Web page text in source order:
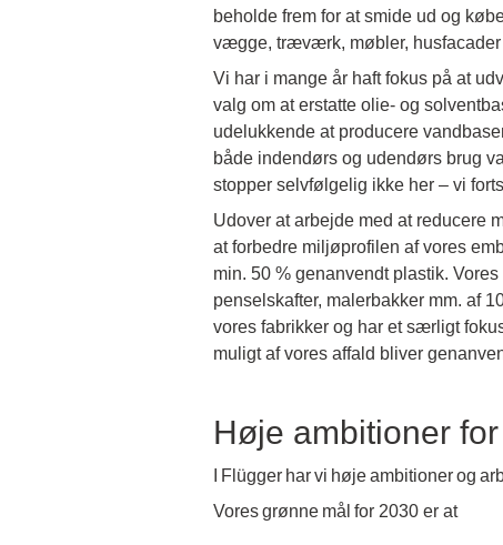
beholde frem for at smide ud og
vægge, træværk, møbler, husfacader
Vi har i mange år haft fokus på at
valg om at erstatte olie- og
udelukkende at producere
både indendørs og udendørs brug
stopper selvfølgelig ikke her – vi
​Udover at arbejde med at reducere
at forbedre miljøprofilen af vores
min. 50 % genanvendt plastik.
penselskafter, malerbakker mm. af
vores fabrikker og har et særligt
muligt af vores affald bliver
Høje ambitioner
I Flügger har vi høje ambitioner og
Vores grønne mål for 2030 er at ​